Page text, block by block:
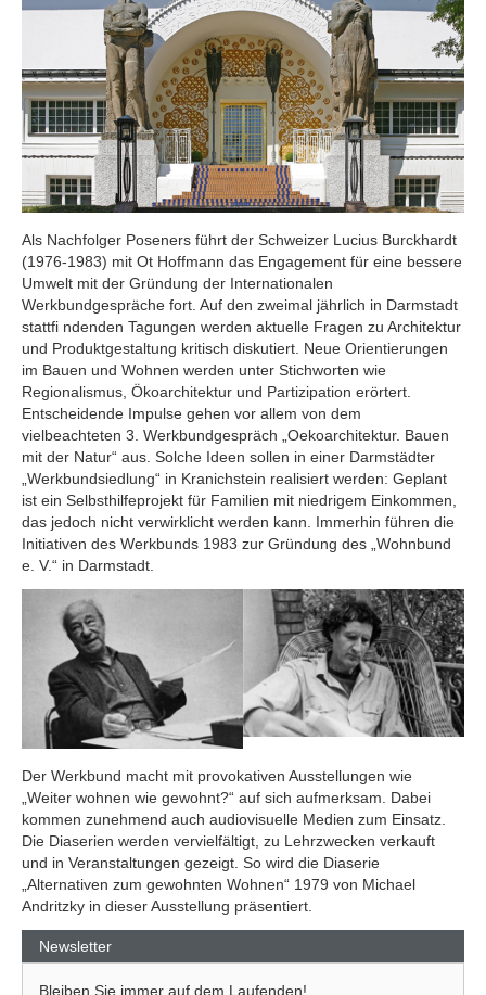
Als Nachfolger Poseners führt der Schweizer Lucius Burckhardt
(1976-1983) mit Ot Hoffmann das Engagement für eine bessere
Umwelt mit der Gründung der Internationalen
Werkbundgespräche fort. Auf den zweimal jährlich in Darmstadt
stattfi ndenden Tagungen werden aktuelle Fragen zu Architektur
und Produktgestaltung kritisch diskutiert. Neue Orientierungen
im Bauen und Wohnen werden unter Stichworten wie
Regionalismus, Ökoarchitektur und Partizipation erörtert.
Entscheidende Impulse gehen vor allem von dem
vielbeachteten 3. Werkbundgespräch „Oekoarchitektur. Bauen
mit der Natur“ aus. Solche Ideen sollen in einer Darmstädter
„Werkbundsiedlung“ in Kranichstein realisiert werden: Geplant
ist ein Selbsthilfeprojekt für Familien mit niedrigem Einkommen,
das jedoch nicht verwirklicht werden kann. Immerhin führen die
Initiativen des Werkbunds 1983 zur Gründung des „Wohnbund
e. V.“ in Darmstadt.
Der Werkbund macht mit provokativen Ausstellungen wie
„Weiter wohnen wie gewohnt?“ auf sich aufmerksam. Dabei
kommen zunehmend auch audiovisuelle Medien zum Einsatz.
Die Diaserien werden vervielfältigt, zu Lehrzwecken verkauft
und in Veranstaltungen gezeigt. So wird die Diaserie
„Alternativen zum gewohnten Wohnen“ 1979 von Michael
Andritzky in dieser Ausstellung präsentiert.
Newsletter
Bleiben Sie immer auf dem Laufenden!